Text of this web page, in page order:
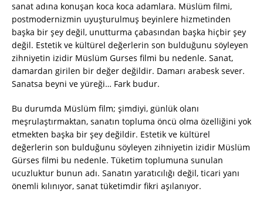
sanat adına konuşan koca koca adamlara. Müslüm filmi,
postmodernizmin uyuşturulmuş beyinlere hizmetinden
başka bir şey değil, unutturma çabasından başka hiçbir şey
değil. Estetik ve kültürel değerlerin son bulduğunu söyleyen
zihniyetin izidir Müslüm Gurses filmi bu nedenle. Sanat,
damardan girilen bir değer değildir. Damarı arabesk sever.
Sanatsa beyni ve yüreği… Fark budur.
Bu durumda Müslüm film; şimdiyi, günlük olanı
meşrulaştırmaktan, sanatın topluma öncü olma özelliğini yok
etmekten başka bir şey değildir. Estetik ve kültürel
değerlerin son bulduğunu söyleyen zihniyetin izidir Müslüm
Gürses filmi bu nedenle. Tüketim toplumuna sunulan
ucuzluktur bunun adı. Sanatın yaratıcılığı değil, ticari yanı
önemli kılınıyor, sanat tüketimdir fikri aşılanıyor.